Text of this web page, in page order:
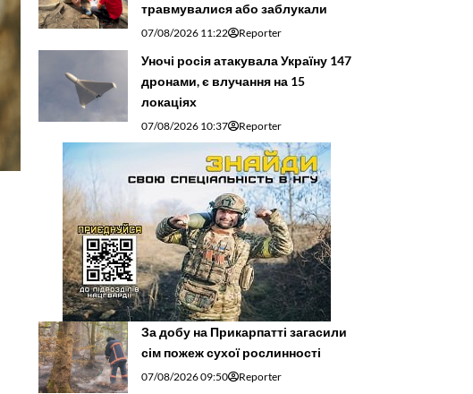
травмувалися або заблукали
07/08/2026 11:22 Reporter
Уночі росія атакувала Україну 147
дронами, є влучання на 15
локаціях
07/08/2026 10:37 Reporter
За добу на Прикарпатті загасили
сім пожеж сухої рослинності
07/08/2026 09:50 Reporter